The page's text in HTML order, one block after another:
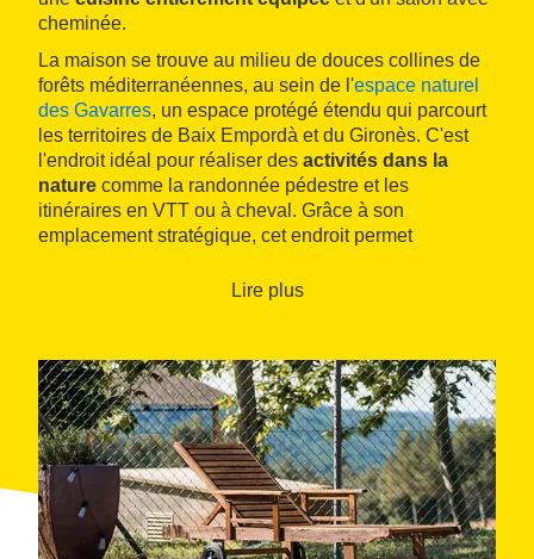
cheminée.
La maison se trouve au milieu de douces collines de
forêts méditerranéennes, au sein de l'espace naturel
des Gavarres, un espace protégé étendu qui parcourt
les territoires de Baix Empordà et du Gironès. C'est
l'endroit idéal pour réaliser des activités dans la
nature comme la randonnée pédestre et les
itinéraires en VTT ou à cheval. Grâce à son
emplacement stratégique, cet endroit permet
ou de visiter le patrimoine culturel de Gérone.
Lire plus